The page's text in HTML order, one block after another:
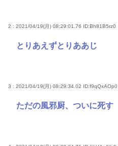
2 : 2021/04/19(月) 08:29:01.76 ID:Bh81B5rz0
とりあえずとりああじ
3 : 2021/04/19(月) 08:29:34.02 ID:f9qQxAOp0
ただの風邪厨、ついに死す